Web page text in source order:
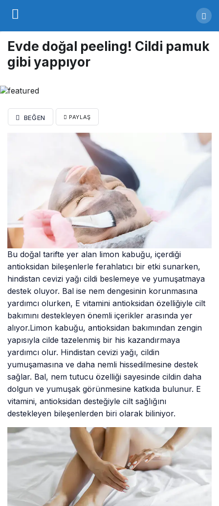
Evde doğal peeling! Cildi pamuk
gibi yappıyor
BEĞEN PAYLAŞ
Bu doğal tarifte yer alan limon kabuğu, içerdiği
antioksidan bileşenlerle ferahlatıcı bir etki sunarken,
hindistan cevizi yağı cildi beslemeye ve yumuşatmaya
destek oluyor. Bal ise nem dengesinin korunmasına
yardımcı olurken, E vitamini antioksidan özelliğiyle cilt
bakımını destekleyen önemli içerikler arasında yer
alıyor.Limon kabuğu, antioksidan bakımından zengin
yapısıyla cilde tazelenmiş bir his kazandırmaya
yardımcı olur. Hindistan cevizi yağı, cildin
yumuşamasına ve daha nemli hissedilmesine destek
sağlar. Bal, nem tutucu özelliği sayesinde cildin daha
dolgun ve yumuşak görünmesine katkıda bulunur. E
vitamini, antioksidan desteğiyle cilt sağlığını
destekleyen bileşenlerden biri olarak biliniyor.